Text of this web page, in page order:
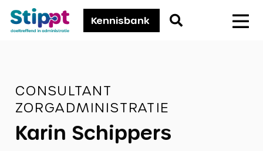
Stippt
Kennisbank
Go
CONSULTANT
ZORGADMINISTRATIE
Karin Schippers